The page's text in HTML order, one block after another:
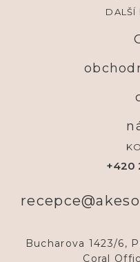
DALŠÍ
+420
Bucharova 1423/6,
Coral